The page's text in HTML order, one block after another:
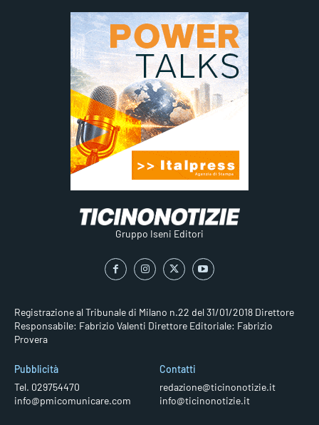
Gruppo Iseni Editori
Registrazione al Tribunale di Milano n.22 del 31/01/2018 Direttore
Responsabile: Fabrizio Valenti Direttore Editoriale: Fabrizio
Provera
Pubblicità
Tel. 029754470
info@pmicomunicare.com
Contatti
redazione@ticinonotizie.it
info@ticinonotizie.it